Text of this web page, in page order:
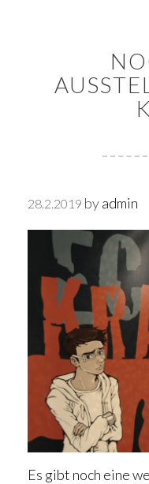
28.2.2019 byadmin
Es gibt noch eine